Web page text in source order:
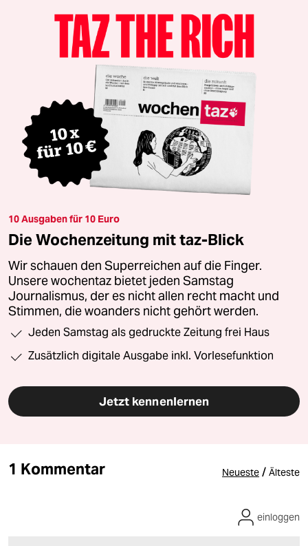
10 Ausgaben für 10 Euro
Die Wochenzeitung mit taz-Blick
Wir schauen den Superreichen auf die Finger.
Unsere wochentaz bietet jeden Samstag
Journalismus, der es nicht allen recht macht und
Stimmen, die woanders nicht gehört werden.
Jeden Samstag als gedruckte Zeitung frei Haus
Zusätzlich digitale Ausgabe inkl. Vorlesefunktion
Jetzt kennenlernen
1 Kommentar Neueste / Älteste
einloggen